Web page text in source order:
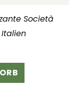
Società